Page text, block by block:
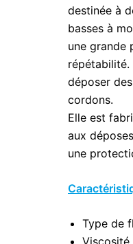
destinée à
basses à
une grande
répétabilité.
déposer
cordons.
Elle est
aux
une
Type de
Viscosité